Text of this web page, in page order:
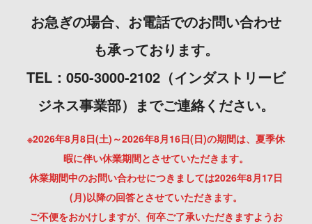
お急ぎの場合、お電話でのお問い合わせ
も承っております。
TEL：050-3000-2102（インダストリービ
ジネス事業部）までご連絡ください。
※2026年8月8日(土)～2026年8月16日(日)の期間は、夏季休
暇に伴い休業期間とさせていただきます。
休業期間中のお問い合わせにつきましては2026年8月17日
(月)以降の回答とさせていただきます。
ご不便をおかけしますが、何卒ご了承いただきますようお